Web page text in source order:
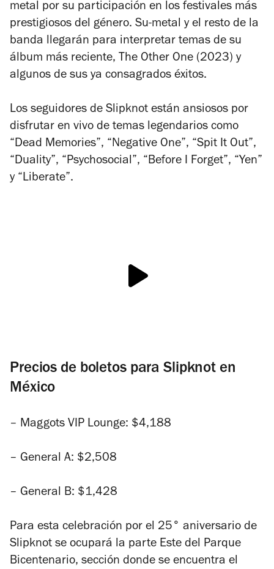
metal por su participación en los festivales más
prestigiosos del género. Su-metal y el resto de la
banda llegarán para interpretar temas de su
álbum más reciente, The Other One (2023) y
algunos de sus ya consagrados éxitos.
Los seguidores de Slipknot están ansiosos por
disfrutar en vivo de temas legendarios como
“Dead Memories”, “Negative One”, “Spit It Out”,
“Duality”, “Psychosocial”, “Before I Forget”, “Yen”
y “Liberate”.
Precios de boletos para Slipknot en
México
– Maggots VIP Lounge: $4,188
– General A: $2,508
– General B: $1,428
Para esta celebración por el 25° aniversario de
Slipknot se ocupará la parte Este del Parque
Bicentenario, sección donde se encuentra el